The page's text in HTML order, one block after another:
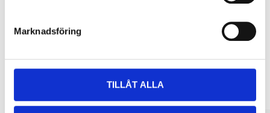
Marknadsföring
TILLÅT ALLA
Other customers also bought